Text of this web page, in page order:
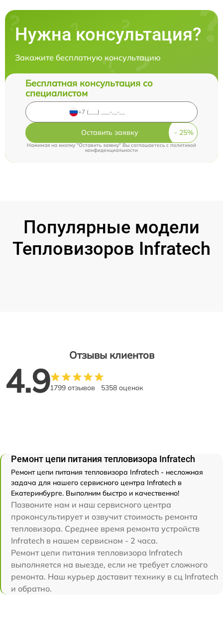
Нужна консультация?
Закажите бесплатную консультацию
Бесплатная консультация со
специалистом
Оставить заявку
Нажимая на кнопку "Оставить заявку" Вы соглашаетесь cполитикой
конфиденциальности
Популярные модели
Тепловизоров Infratech
Отзывы клиентов
4.91799 отзывов 5358 оценок
Ремонт цепи питания тепловизора Infratech
Ремонт цепи питания тепловизора Infratech - несложная
задача для нашего сервисного центра Infratech в
Екатеринбурге. Выполним быстро и качественно!
Позвоните нам и наш сервисного центра
проконсультирует и озвучит стоимость ремонта
тепловизора. Среднее время ремонта устройств
Infratech в нашем сервисном - 2 часа.
Ремонт цепи питания тепловизора Infratech
выполняется на выезде, если не требует сложного
ремонта. Наш курьер доставит технику в сц Infratech
и обратно.